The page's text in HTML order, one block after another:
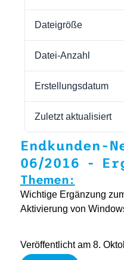
Dateigröße
Datei-Anzahl
Erstellungsdatum
Zuletzt aktualisiert
Endkunden-
06/2016 -
Themen:
Wichtige Ergänzung
Aktivierung von
Veröffentlicht am 8.